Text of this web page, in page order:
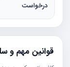
درخواست
قوانین مهم و